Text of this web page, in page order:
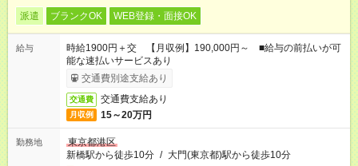
派遣 ブランクOK WEB登録・面接OK
給与
時給1900円＋交 【月収例】190,000円～ ■給与の前払いが可
能な速払いサービスあり
交通費別途支給あり
交通費 交通費支給あり
月収例 15～20万円
勤務地
東京都港区
新橋駅から徒歩10分 / 大門(東京都)駅から徒歩10分